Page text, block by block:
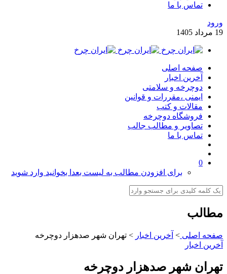
تماس با ما
ورود
19 مرداد 1405
صفحه اصلی
آخرین اخبار
دوچرخه و سلامتی
ایمنی ،مقررات و قوانین
مقالات و کتب
فروشگاه دوچرخه
تصاویر و مطالب جالب
تماس با ما
0
برای افزودن مطالب به لیست بعدا بخوانید وارد شوید
مطالب
صفحه اصلی > آخرین اخبار > تهران شهر صدهزار دوچرخه
آخرین اخبار
تهران شهر صدهزار دوچرخه